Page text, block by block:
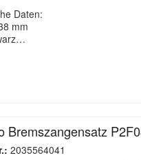
Daten:
mm
Bremszangensatz
2035564041